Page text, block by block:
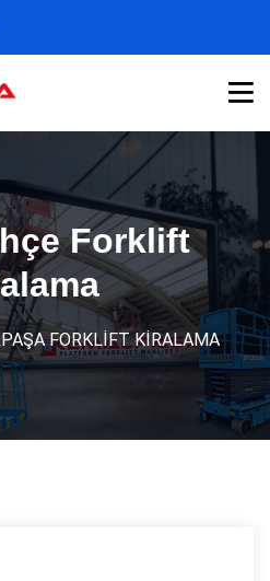
Forklift
FORKLİFT KİRALAMA